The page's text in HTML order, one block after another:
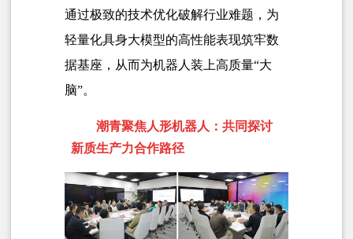
通过极致的技术优化破解行业难题，为
轻量化具身大模型的高性能表现筑牢数
据基座，从而为机器人装上高质量“大
脑”。
潮青聚焦人形机器人：共同探讨
新质生产力合作路径